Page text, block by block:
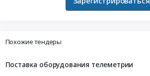
Похожие тендеры
Поставка оборудования телеметрии